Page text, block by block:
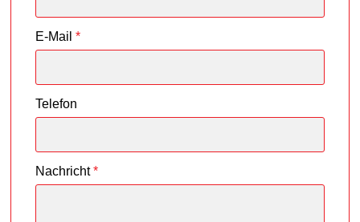
E-Mail *
Telefon
Nachricht *